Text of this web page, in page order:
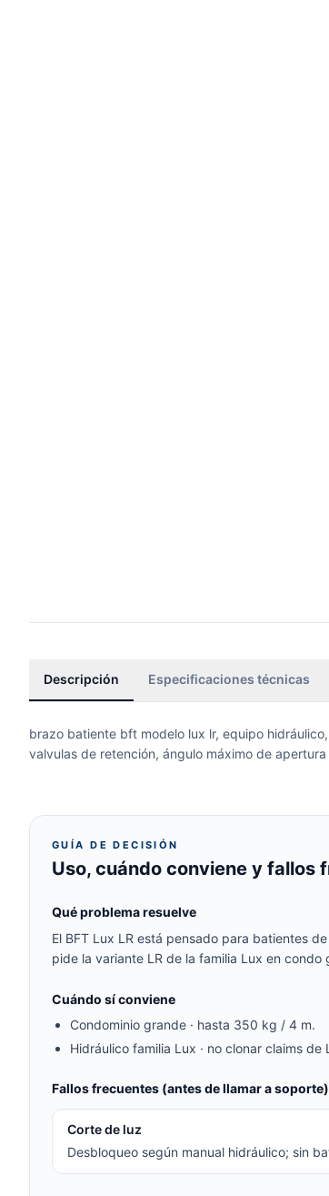
Descripción Especificaciones técnicas
brazo batiente bft modelo lux lr, equipo
valvulas de retención, ángulo máximo de
GUÍA DE DECISIÓN
Uso, cuándo conviene y fallos
Qué problema resuelve
El BFT Lux LR está pensado para batientes
pide la variante LR de la familia Lux en condo
Cuándo sí conviene
Condominio grande · hasta 350 kg / 4 m.
Hidráulico familia Lux · no clonar claims de
Fallos frecuentes (antes de llamar a soporte)
Corte de luz
Desbloqueo según manual hidráulico; sin